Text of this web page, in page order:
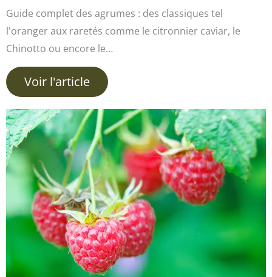
Guide complet des agrumes : des classiques tel
l'oranger aux raretés comme le citronnier caviar, le
Chinotto ou encore le…
Voir l'article